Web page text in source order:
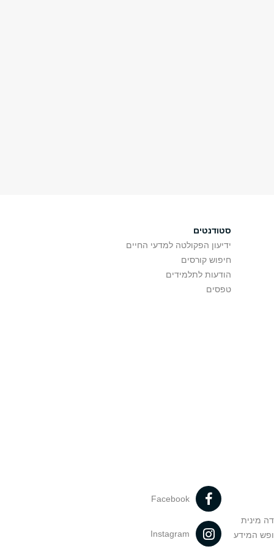
סטודנטים
ידיעון הפקולטה למדעי החיים
חיפוש קורסים
הודעות לתלמידים
טפסים
מינית
המידע
Facebook
Instagram